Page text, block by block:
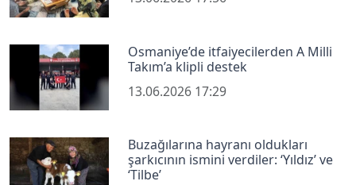
Osmaniye’de itfaiyecilerden A Milli
Takım’a klipli destek
13.06.2026 17:29
Buzağılarına hayranı oldukları
şarkıcının ismini verdiler: ‘Yıldız’ ve
‘Tilbe’